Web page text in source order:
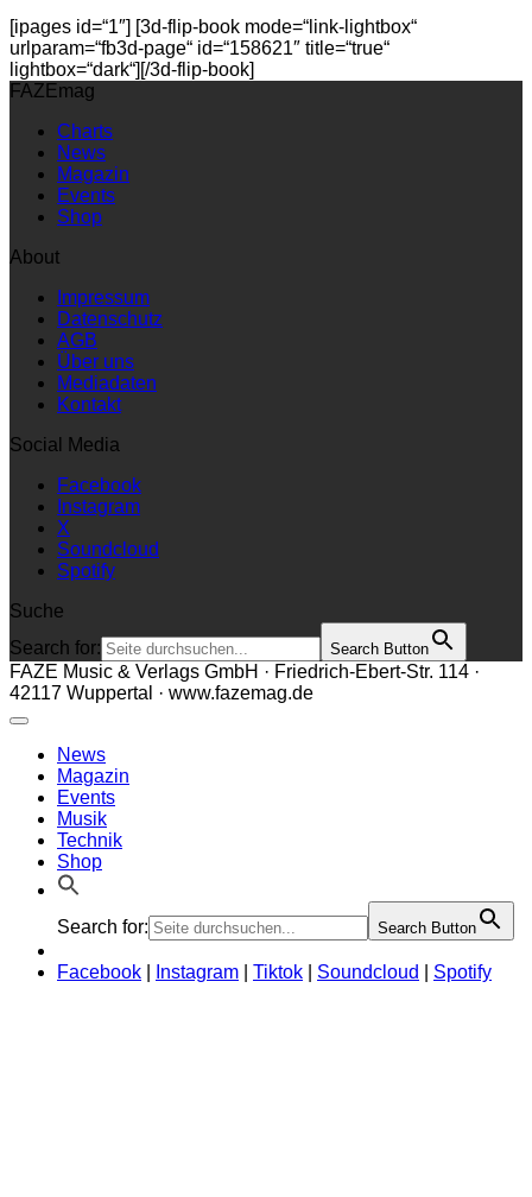
[ipages id=“1″] [3d-flip-book mode=“link-lightbox“
urlparam=“fb3d-page“ id=“158621″ title=“true“
lightbox=“dark“][/3d-flip-book]
FAZEmag
Charts
News
Magazin
Events
Shop
About
Impressum
Datenschutz
AGB
Über uns
Mediadaten
Kontakt
Social Media
Facebook
Instagram
X
Soundcloud
Spotify
Suche
Search for:
Search Button
FAZE Music & Verlags GmbH · Friedrich-Ebert-Str. 114 ·
42117 Wuppertal · www.fazemag.de
News
Magazin
Events
Musik
Technik
Shop
Search for: Search Button
Facebook Instagram Tiktok Soundcloud Spotify